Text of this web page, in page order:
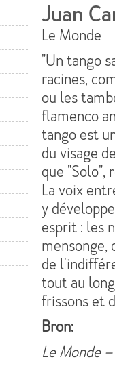
Juan
Le Monde
"Un tango
racines,
ou les
flamenco
tango est
du visage
que "Solo",
La voix
y
esprit : les
mensonge,
de
tout au
frissons et
Bron:
Le Monde –